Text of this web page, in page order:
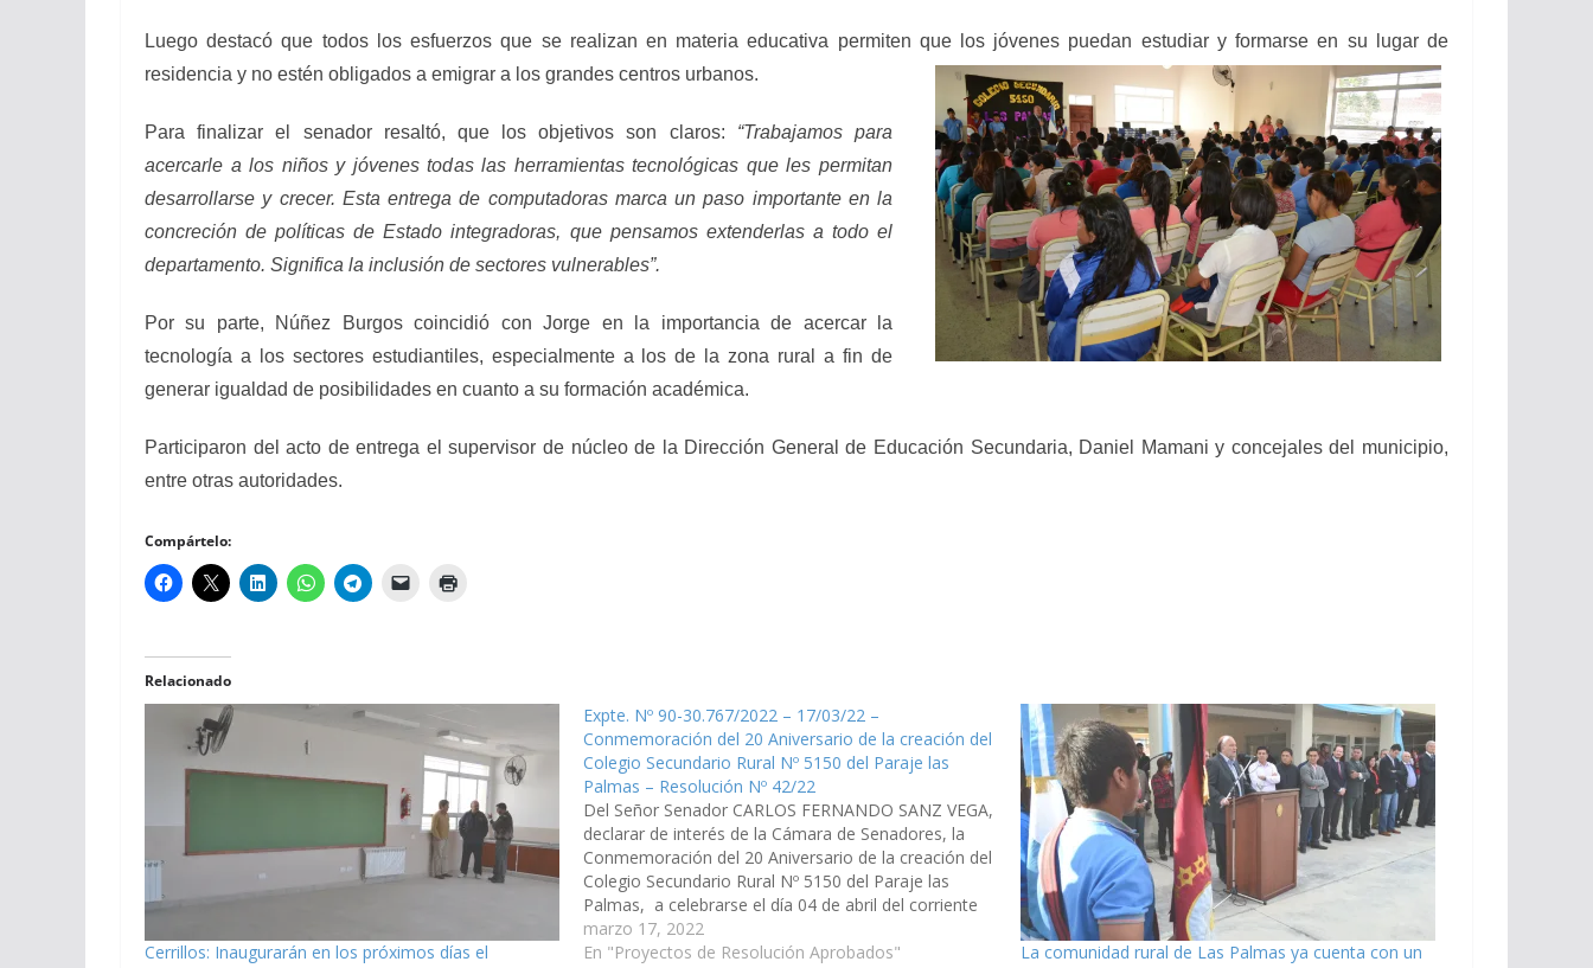
Luego destacó que todos los esfuerzos que se realizan en materia educativa permiten que los jóvenes puedan estudiar y formarse en su lugar de
residencia y no estén obligados a emigrar a los grandes centros urbanos.
Para finalizar el senador resaltó, que los objetivos son claros: “Trabajamos para
acercarle a los niños y jóvenes todas las herramientas tecnológicas que les permitan
desarrollarse y crecer. Esta entrega de computadoras marca un paso importante en la
concreción de políticas de Estado integradoras, que pensamos extenderlas a todo el
departamento. Significa la inclusión de sectores vulnerables”.
Por su parte, Núñez Burgos coincidió con Jorge en la importancia de acercar la
tecnología a los sectores estudiantiles, especialmente a los de la zona rural a fin de
generar igualdad de posibilidades en cuanto a su formación académica.
Participaron del acto de entrega el supervisor de núcleo de la Dirección General de Educación Secundaria, Daniel Mamani y concejales del municipio,
entre otras autoridades.
Compártelo:
Relacionado
Cerrillos: Inaugurarán en los próximos días el
Expte. Nº 90-30.767/2022 – 17/03/22 –
Conmemoración del 20 Aniversario de la creación del
Colegio Secundario Rural Nº 5150 del Paraje las
Palmas – Resolución Nº 42/22
Del Señor Senador CARLOS FERNANDO SANZ VEGA,
declarar de interés de la Cámara de Senadores, la
Conmemoración del 20 Aniversario de la creación del
Colegio Secundario Rural Nº 5150 del Paraje las
Palmas, a celebrarse el día 04 de abril del corriente
año en el Municipio de San José de…
marzo 17, 2022
En "Proyectos de Resolución Aprobados"
La comunidad rural de Las Palmas ya cuenta con un